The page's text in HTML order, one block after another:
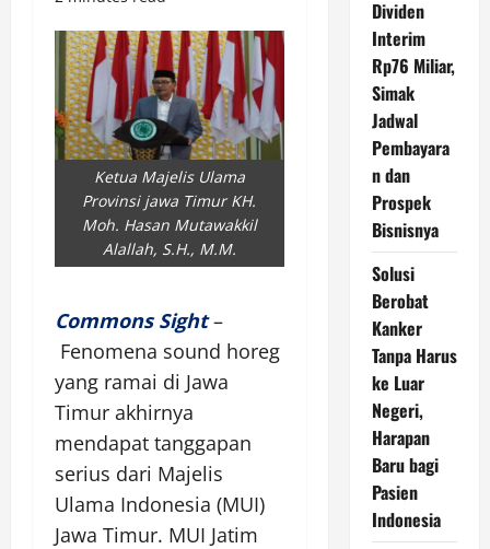
Ketua Majelis Ulama
Provinsi jawa Timur KH.
Moh. Hasan Mutawakkil
Alallah, S.H., M.M.
Commons Sight–
Fenomena sound horeg
yang ramai di Jawa
Timur akhirnya
mendapat tanggapan
serius dari Majelis
Ulama Indonesia (MUI)
Jawa Timur. MUI Jatim
Dividen
Interim
Rp76 Miliar,
Simak
Jadwal
Pembayara
n dan
Prospek
Bisnisnya
Solusi
Berobat
Kanker
Tanpa Harus
ke Luar
Negeri,
Harapan
Baru bagi
Pasien
Indonesia